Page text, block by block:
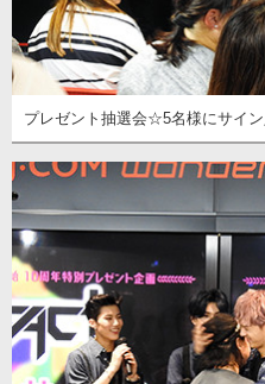
プレゼント抽選会☆5名様にサイ